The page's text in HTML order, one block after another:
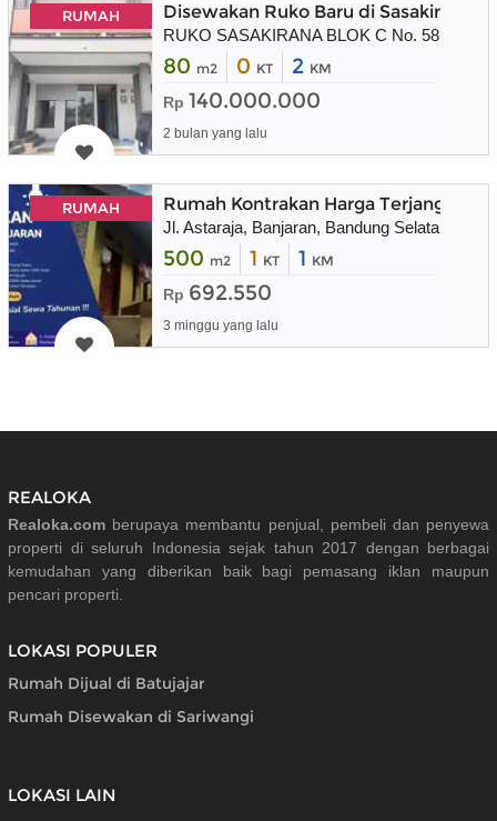
RUMAH Disewakan Ruko Baru di Sasakirana
RUKO SASAKIRANA BLOK C No. 58 KBP
80 m2 0 KT 2 KM
Rp 140.000.000
2 bulan yang lalu
RUMAH Rumah Kontrakan Harga Terjangkau
Jl. Astaraja, Banjaran, Bandung Selatan,
500 m2 1 KT 1 KM
Rp 692.550
3 minggu yang lalu
REALOKA
Realoka.com berupaya membantu penjual, pembeli dan penyewa
properti di seluruh Indonesia sejak tahun 2017 dengan berbagai
kemudahan yang diberikan baik bagi pemasang iklan maupun
pencari properti.
LOKASI POPULER
Rumah Dijual di Batujajar
Rumah Disewakan di Sariwangi
LOKASI LAIN